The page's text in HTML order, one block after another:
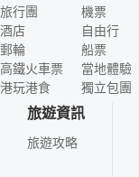
旅行團
酒店
郵輪
高鐵火車票
港玩港食
機票
自由行
船票
當地體驗
獨立包團
旅遊資訊
旅遊攻略